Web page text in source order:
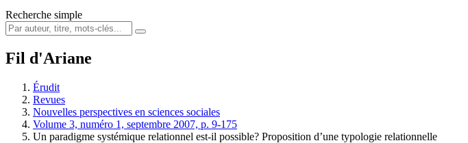
Recherche simple
Fil d'Ariane
Érudit
Revues
Nouvelles perspectives en sciences sociales
Volume 3, numéro 1, septembre 2007, p. 9-175
Un paradigme systémique relationnel est-il possible? Proposition d’une typologie relationnelle